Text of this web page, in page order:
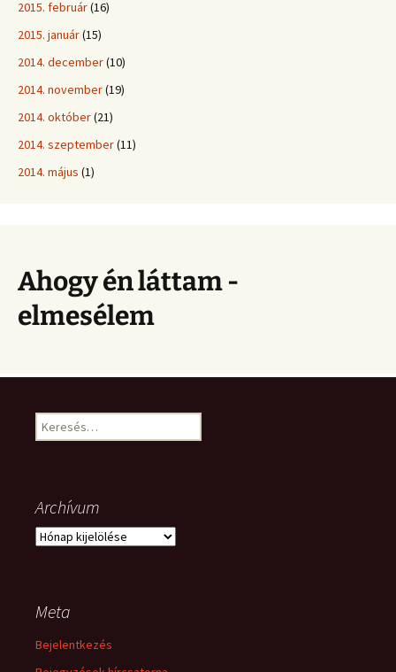
2015. február(16)
2015. január(15)
2014. december(10)
2014. november(19)
2014. október(21)
2014. szeptember(11)
2014. május (1)
Ahogy én láttam -
elmesélem
Keresés:
Archívum
Archívum
Meta
Bejelentkezés